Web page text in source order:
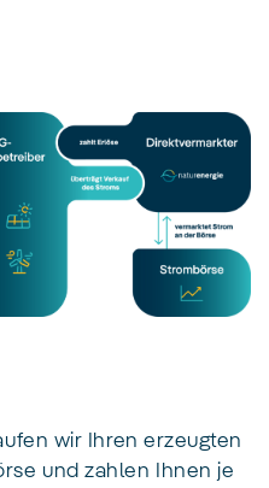
wir Ihren erzeugten
und zahlen Ihnen je